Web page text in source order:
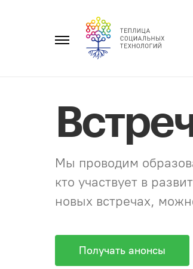
Главное
Мы проводим
кто участвует в
новых встречах,
Получать анонсы